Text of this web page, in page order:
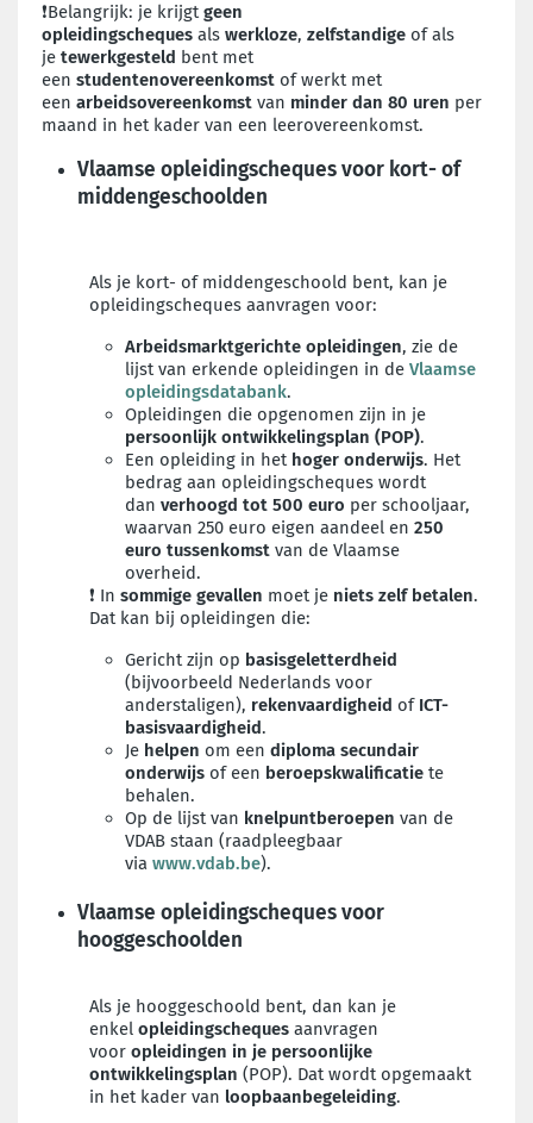
❗Belangrijk: je krijgt geen
opleidingscheques als werkloze, zelfstandige of als
je tewerkgesteld bent met
een studentenovereenkomst of werkt met
een arbeidsovereenkomst van minder dan 80 uren per
maand in het kader van een leerovereenkomst.
Vlaamse opleidingscheques voor kort- of
middengeschoolden
Als je kort- of middengeschoold bent, kan je
opleidingscheques aanvragen voor:
Arbeidsmarktgerichte opleidingen, zie de
lijst van erkende opleidingen in de Vlaamse
opleidingsdatabank.
Opleidingen die opgenomen zijn in je
persoonlijk ontwikkelingsplan (POP).
Een opleiding in het hoger onderwijs. Het
bedrag aan opleidingscheques wordt
dan verhoogd tot 500 euro per schooljaar,
waarvan 250 euro eigen aandeel en 250
euro tussenkomst van de Vlaamse
overheid.
❗ In sommige gevallen moet je niets zelf betalen.
Dat kan bij opleidingen die:
Gericht zijn op basisgeletterdheid
(bijvoorbeeld Nederlands voor
anderstaligen), rekenvaardigheid of ICT-
basisvaardigheid.
Je helpen om een diploma secundair
onderwijs of een beroepskwalificatie te
behalen.
Op de lijst van knelpuntberoepen van de
VDAB staan (raadpleegbaar
via www.vdab.be).
Vlaamse opleidingscheques voor
hooggeschoolden
Als je hooggeschoold bent, dan kan je
enkel opleidingscheques aanvragen
voor opleidingen in je persoonlijke
ontwikkelingsplan (POP). Dat wordt opgemaakt
in het kader van loopbaanbegeleiding.